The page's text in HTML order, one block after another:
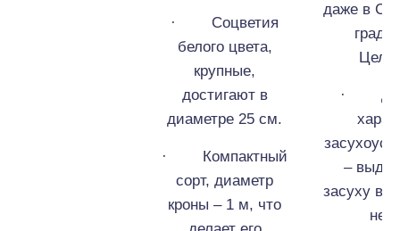
· Соцветия
белого цвета,
крупные,
достигают в
диаметре 25 см.
· Компактный
сорт, диаметр
кроны – 1 м, что
даже в
· Для
–
засуху в